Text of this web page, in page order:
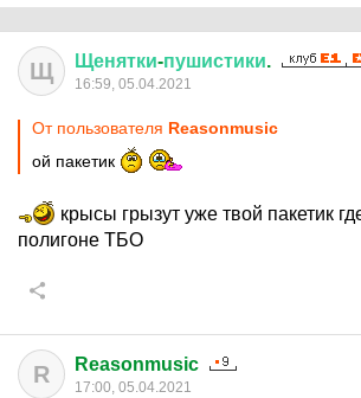
Щ Щенятки-пушистики.
16:59, 05.04.2021
От пользователя Reasonmusic
ой пакетик
крысы грызут уже твой пакетик
полигоне ТБО
R Reasonmusic
17:00, 05.04.2021